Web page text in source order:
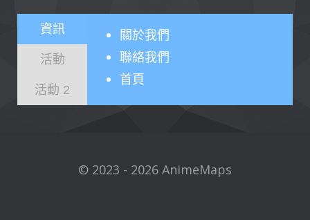
資訊
活動
活動 2
關於我們
聯絡我們
首頁
© 2023 - 2026 AnimeMaps